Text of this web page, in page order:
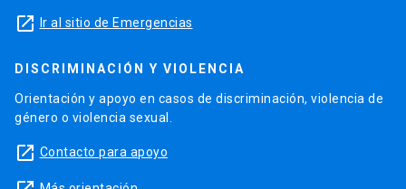
launch Ir al sitio de Emergencias
DISCRIMINACIÓN Y VIOLENCIA
Orientación y apoyo en casos de discriminación, violencia de
género o violencia sexual.
launch Contacto para apoyo